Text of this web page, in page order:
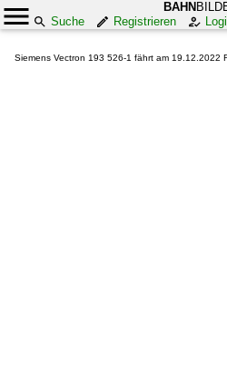
BAHN
Suche
Registrieren
Siemens Vectron 193 526-1 fährt am 19.12.2022